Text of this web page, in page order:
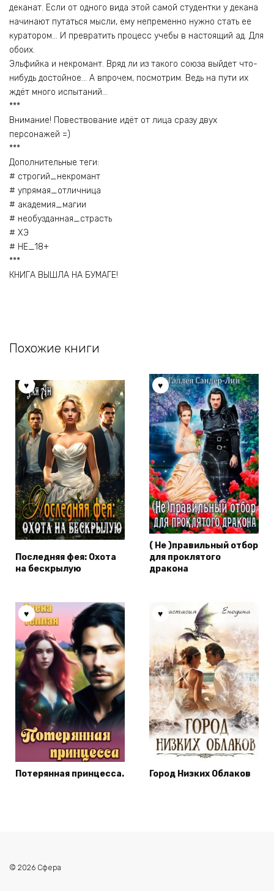
деканат. Если от одного вида этой самой студентки у декана
начинают путаться мысли, ему непременно нужно стать ее
куратором… И превратить процесс учебы в настоящий ад. Для
обоих.
Эльфийка и некромант. Вряд ли из такого союза выйдет что-
нибудь достойное… А впрочем, посмотрим. Ведь на пути их
ждёт много испытаний…
***
Внимание! Повествование идёт от лица сразу двух
персонажей =)
***
Дополнительные теги:
# строгий_некромант
# упрямая_отличница
# академия_магии
# необузданная_страсть
# ХЭ
# НЕ_18+
***
КНИГА ВЫШЛА НА БУМАГЕ!
Похожие книги
Последняя фея: Охота
на бескрылую
( Не )правильный отбор
для проклятого
дракона
Потерянная принцесса. Город Низких Облаков
© 2026 Сфера